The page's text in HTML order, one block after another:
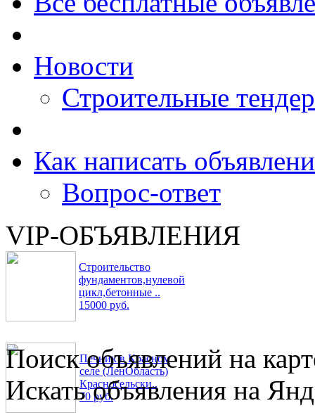
Новости
Строительные
Как написать
Вопрос-ответ
VIP-ОБЪЯВЛЕНИЯ
Строительство
фундаментов,нулевой
цикл,бетонные ..
15000 руб.
Печник в Красном
селе (ЛенОбласть)
Красносельски..
70 руб.
Поиск объявлений на
Искать объявления на